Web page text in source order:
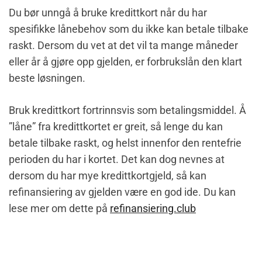
Du bør unngå å bruke kredittkort når du har
spesifikke lånebehov som du ikke kan betale tilbake
raskt. Dersom du vet at det vil ta mange måneder
eller år å gjøre opp gjelden, er forbrukslån den klart
beste løsningen.
Bruk kredittkort fortrinnsvis som betalingsmiddel. Å
”låne” fra kredittkortet er greit, så lenge du kan
betale tilbake raskt, og helst innenfor den rentefrie
perioden du har i kortet. Det kan dog nevnes at
dersom du har mye kredittkortgjeld, så kan
refinansiering av gjelden være en god ide. Du kan
lese mer om dette på refinansiering.club